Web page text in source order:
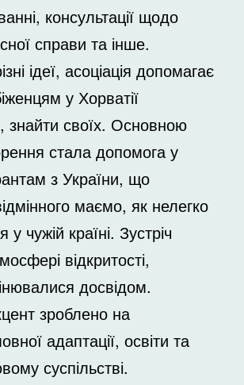
консультації щодо
справи та інше.
ідеї, асоціація допомагає
у Хорватії
знайти своїх. Основною
стала допомога у
з України, що
маємо, як нелегко
у чужій країні. Зустріч
відкритості,
досвідом.
зроблено на
адаптації, освіти та
суспільстві.